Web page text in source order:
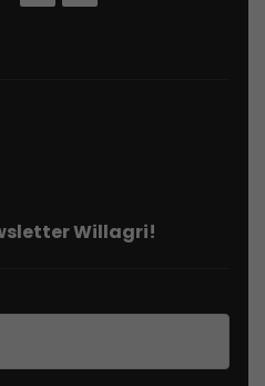
Willagri!